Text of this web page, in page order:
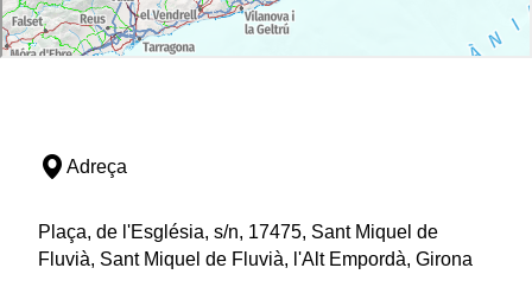
Adreça
Plaça, de l'Església, s/n, 17475, Sant Miquel de
Fluvià, Sant Miquel de Fluvià, l'Alt Empordà, Girona